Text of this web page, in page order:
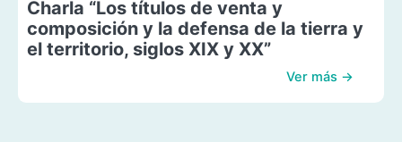
Charla “Los títulos de venta y
composición y la defensa de la tierra y
el territorio, siglos XIX y XX”
Ver más →